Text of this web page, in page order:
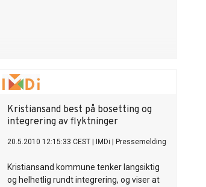
Kristiansand best på bosetting og
integrering av flyktninger
20.5.2010 12:15:33 CEST IMDi Pressemelding
Kristiansand kommune tenker langsiktig
og helhetlig rundt integrering, og viser at